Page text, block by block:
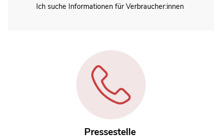
Ich suche Informationen für Verbraucher:innen
Pressestelle
Dorothea Mohn